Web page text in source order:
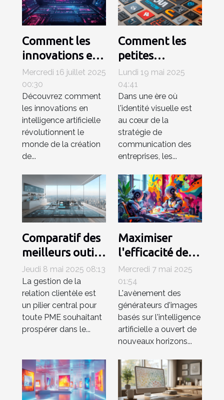
Comment les
innovations en
IA
transforment-
elles la création
de contenu
numérique ?
Mercredi 16 juillet 2025
00:30
Découvrez comment
les innovations en
intelligence artificielle
révolutionnent le
monde de la création
de...
Comment les
petites
entreprises
peuvent tirer
profit des
générateurs de
logo AI
Lundi 19 mai 2025
04:41
Dans une ère où
l'identité visuelle est
au cœur de la
stratégie de
communication des
entreprises, les...
Comparatif des
meilleurs outils
CRM pour PME
en 2023
efficacité et
coût
Jeudi 8 mai 2025 08:13
La gestion de la
relation clientèle est
un pilier central pour
toute PME souhaitant
prospérer dans le...
Maximiser
l'efficacité des
générateurs
d'images IA
pour les projets
artistiques
Mercredi 7 mai 2025
01:54
L'avènement des
générateurs d'images
basés sur l'intelligence
artificielle a ouvert de
nouveaux horizons...